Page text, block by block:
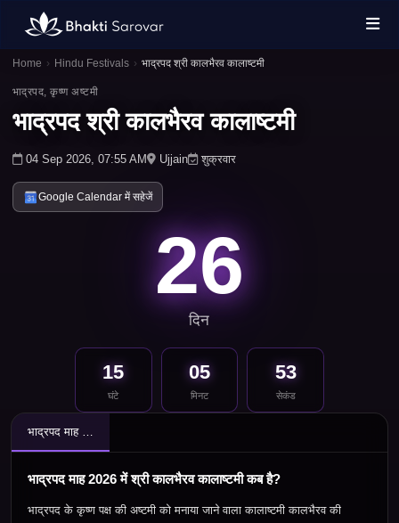
Home › Hindu Festivals › भाद्रपद श्री कालभैरव कालाष्टमी
भाद्रपद, कृष्ण अष्टमी
भाद्रपद श्री कालभैरव कालाष्टमी
04 Sep 2026, 07:55 AM Ujjain शुक्रवार
Google Calendar में सहेजें
26
दिन
15
घंटे
05
मिनट
53
सेकंड
भाद्रपद माह 2026 में श्री कालभैरव कालाष्टमी कब है?
भाद्रपद माह 2026 में श्री कालभैरव कालाष्टमी कब है?
भाद्रपद के कृष्ण पक्ष की अष्टमी को मनाया जाने वाला कालाष्टमी कालभैरव की